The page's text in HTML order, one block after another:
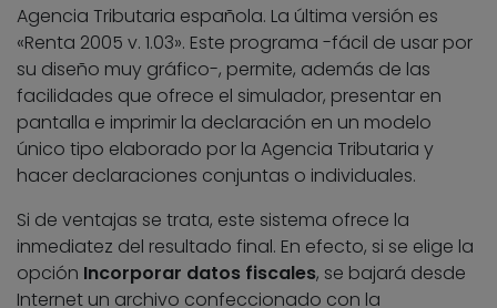
Agencia Tributaria española. La última versión es
«Renta 2005 v. 1.03». Este programa -fácil de usar por
su diseño muy gráfico-, permite, además de las
facilidades que ofrece el simulador, presentar en
pantalla e imprimir la declaración en un modelo
único tipo elaborado por la Agencia Tributaria y
hacer declaraciones conjuntas o individuales.
Si de ventajas se trata, este sistema ofrece la
inmediatez del resultado final. En efecto, si se elige la
opción Incorporar datos fiscales, se bajará desde
Internet un archivo confeccionado con la